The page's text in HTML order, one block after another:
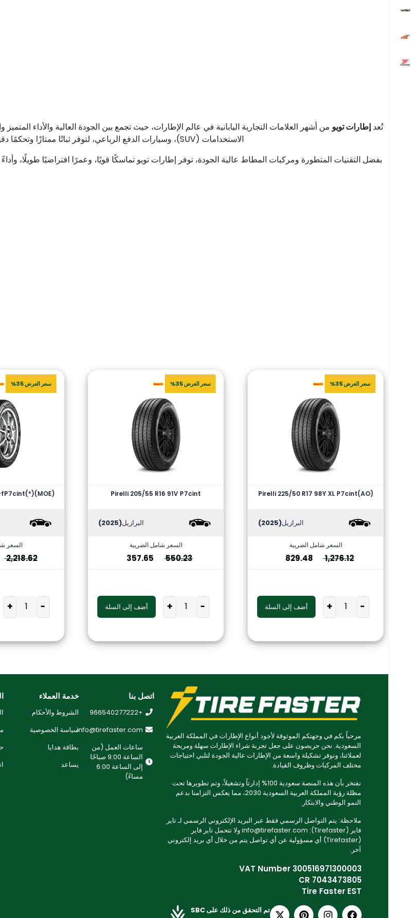
تُعدإطارات تويو من أشهر العلامات التجارية اليابانية في عالم الإطارات، حيث تجمع بين الجودة العالية والأداء
الاستخدامات (SUV)، وسيارات الدفع الرباعي، لتوفر ثباتًا ممتازًا وتحكمًا دقيقًا وراحة أثناء القيادة على مختلف الطرق في المملكة العربية السعودية.
بفضل التقنيات المتطورة ومركبات المطاط عالية الجودة، توفر إطارات تويو تماسكًا قويًا، وعمرًا افتراضيًا طويلًا،
سعر العرض 35%
Pirelli 225/50 R17 98Y XL P7cint(AO)
البرازيل(2025)
السعر شامل الضريبة
1,276.12
829.48
-
+ أضف إلى السلة
سعر العرض 35%
Pirelli 205/55 R16 91V P7cint
البرازيل(2025)
السعر شامل الضريبة
550.23
357.65
-
+ أضف إلى السلة
سعر العرض 35%
fP7cint(*)(MOE)
السعر
2,218.62
-
+
مرحباً بكم في وجهتكم الموثوقة لأجود أنواع الإطارات في المملكة العربية
السعودية. نحن حريصون على جعل تجربة شراء الإطارات سهلة ومريحة
لعملائنا، ونوفر تشكيلة واسعة من الإطارات عالية الجودة لتلبي احتياجات
مختلف المركبات وظروف القيادة.
نفتخر بأن هذه المنصة سعودية 100% إدارتاً وتشغيلاً، وتم تطويرها تحت
مظلة رؤية المملكة العربية السعودية 2030، مما يعكس التزامنا بدعم
النمو الوطني والابتكار.
ملاحظة: يتم التواصل الرسمي فقط عبر البريد الإلكتروني الرسمي لـ تاير
فاير (Tirefaster): info@tirefaster.com ولا تتحمل تاير فاير
(Tirefaster) أي مسؤولية عن أي تواصل يتم من خلال أي بريد إلكتروني
آخر.
VAT Number 300516971300003
CR 7043473805
Tire Faster EST
تم التحقق من ذلك على SBC
اتصل بنا
+966540277222
info@tirefaster.com
ساعات العمل (من
الساعة 9:00 صباحًا
إلى الساعة 6:00
مساءً)
خدمة العملاء
الشروط والأحكام
سياسة الخصوصية
بطاقة هدايا
يساعد